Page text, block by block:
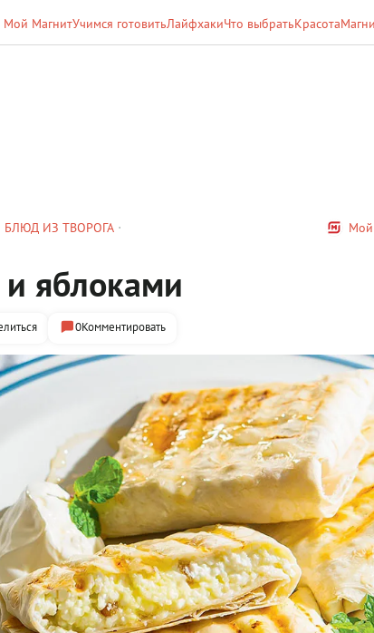
Мой МагнитУчимся готовитьЛайфхакиЧто выбратьКрасота
БЛЮД ИЗ ТВОРОГА
Мой
яблоками
0Комментировать